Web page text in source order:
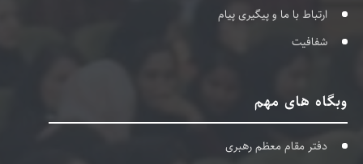
ارتباط با ما و پیگیری پیام
شفافیت
وبگاه های مهم
دفتر مقام معظم رهبری